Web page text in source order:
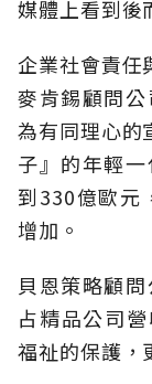
媒體上看到後
企業社會責任
麥肯錫顧問
為有同理心的
子』的年輕
到330億歐元
增加。
貝恩策略顧
占精品公司
福祉的保護，